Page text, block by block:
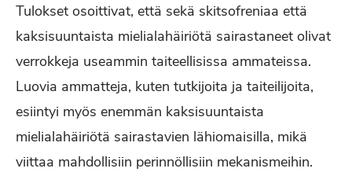
Tulokset osoittivat, että sekä skitsofreniaa että
kaksisuuntaista mielialahäiriötä sairastaneet olivat
verrokkeja useammin taiteellisissa ammateissa.
Luovia ammatteja, kuten tutkijoita ja taiteilijoita,
esiintyi myös enemmän kaksisuuntaista
mielialahäiriötä sairastavien lähiomaisilla, mikä
viittaa mahdollisiin perinnöllisiin mekanismeihin.